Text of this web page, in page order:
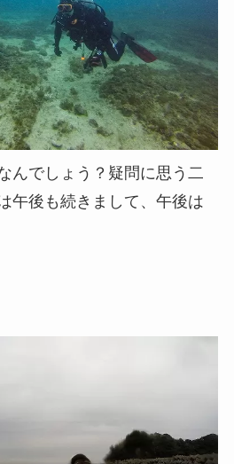
んでしょう？疑問に思う二
午後も続きまして、午後は